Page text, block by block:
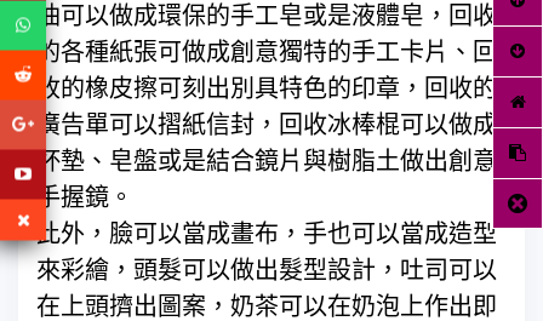
油可以做成環保的手工皂或是液體皂，回收
的各種紙張可做成創意獨特的手工卡片、回
收的橡皮擦可刻出別具特色的印章，回收的
廣告單可以摺紙信封，回收冰棒棍可以做成
杯墊、皂盤或是結合鏡片與樹脂土做出創意
手握鏡。
此外，臉可以當成畫布，手也可以當成造型
來彩繪，頭髮可以做出髮型設計，吐司可以
在上頭擠出圖案，奶茶可以在奶泡上作出即